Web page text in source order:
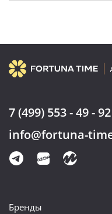
7 (499) 553 - 49 - 92
info@fortuna-
Бренды